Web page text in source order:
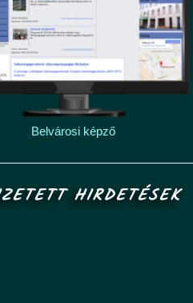
Belvárosi képző
HIRDETÉSEK